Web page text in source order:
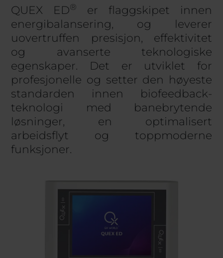
QUEX ED®
er flaggskipet innen
energibalansering, og leverer
uovertruffen presisjon, effektivitet
og avanserte teknologiske
egenskaper. Det er utviklet for
profesjonelle og setter den høyeste
standarden innen biofeedback-
teknologi med banebrytende
løsninger, en optimalisert
arbeidsflyt og toppmoderne
funksjoner.